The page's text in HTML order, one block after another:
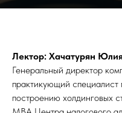
Лектор: Хачатурян
Генеральный директор
практикующий
построению холдинговых